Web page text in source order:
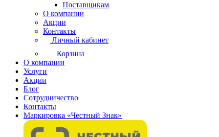
Поставщикам
О компании
Акции
Контакты
Личный кабинет
Корзина
О компании
Услуги
Акции
Блог
Сотрудничество
Контакты
Маркировка «Честный Знак»